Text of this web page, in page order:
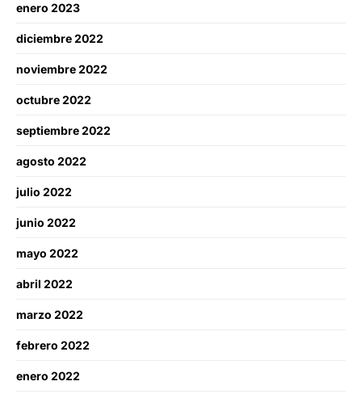
enero 2023
diciembre 2022
noviembre 2022
octubre 2022
septiembre 2022
agosto 2022
julio 2022
junio 2022
mayo 2022
abril 2022
marzo 2022
febrero 2022
enero 2022